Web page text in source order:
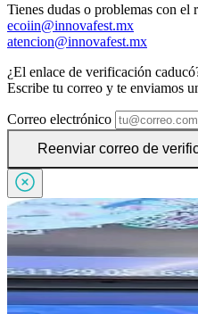
Tienes dudas o problemas con el
ecoiin@innovafest.mx
atencion@innovafest.mx
¿El enlace de verificación
Escribe tu correo y te enviamos
Correo electrónico
Reenviar